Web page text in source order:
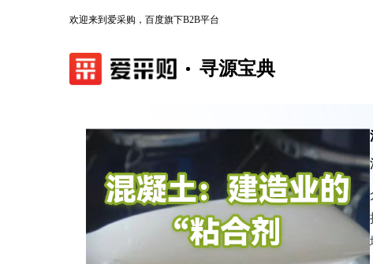
欢迎来到爱采购，百度旗下B2B平台
寻源宝典